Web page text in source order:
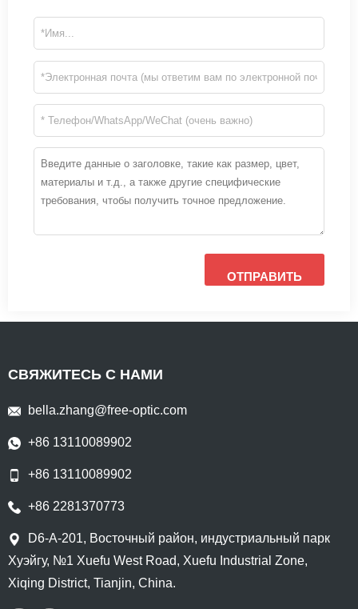
ОТПРАВИТЬ
СВЯЖИТЕСЬ С НАМИ
bella.zhang@free-optic.com
+86 13110089902
+86 13110089902
+86 2281370773
D6-A-201, Восточный район, индустриальный парк
Хуэйгу, №1 Xuefu West Road, Xuefu Industrial Zone,
Xiqing District, Tianjin, China.